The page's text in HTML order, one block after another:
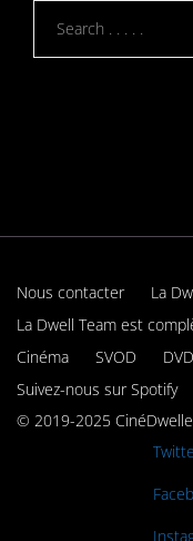
Nous contacter
La
La Dwell Team est
Cinéma
SVOD
Suivez-nous sur Spotify
© 2019-2025